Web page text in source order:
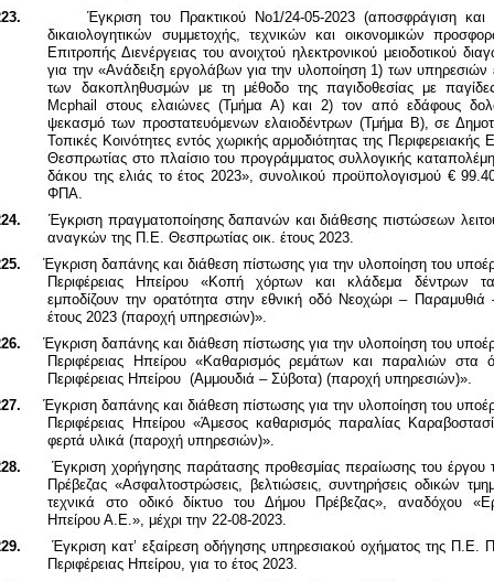
Έγκριση του Πρακτικού Νο1/24-05-2023 (αποσφράγιση και
δικαιολογητικών συμμετοχής, τεχνικών και οικονομικών
Επιτροπής Διενέργειας του ανοιχτού ηλεκτρονικού μειοδοτικού
για την «Ανάδειξη εργολάβων για την υλοποίηση 1) των υπηρεσιών
των δακοπληθυσμών με τη μέθοδο της παγιδοθεσίας με
Mcphail στους ελαιώνες (Τμήμα Α) και 2) τον από εδάφους
ψεκασμό των προστατευόμενων ελαιοδέντρων (Τμήμα Β), σε
Τοπικές Κοινότητες εντός χωρικής αρμοδιότητας της Περιφερειακής
Θεσπρωτίας στο πλαίσιο του προγράμματος συλλογικής
δάκου της ελιάς το έτος 2023», συνολικού προϋπολογισμού €
ΦΠΑ.
Έγκριση πραγματοποίησης δαπανών και διάθεσης πιστώσεων
αναγκών της Π.Ε. Θεσπρωτίας οικ. έτους 2023.
Έγκριση δαπάνης και διάθεση πίστωσης για την υλοποίηση του
Περιφέρειας Ηπείρου «Κοπή χόρτων και κλάδεμα δέντρων
εμποδίζουν την ορατότητα στην εθνική οδό Νεοχώρι – Παραμυθιά
έτους 2023 (παροχή υπηρεσιών)».
Έγκριση δαπάνης και διάθεση πίστωσης για την υλοποίηση του
Περιφέρειας Ηπείρου «Καθαρισμός ρεμάτων και παραλιών στα
Περιφέρειας Ηπείρου (Αμμουδιά – Σύβοτα) (παροχή υπηρεσιών)».
Έγκριση δαπάνης και διάθεση πίστωσης για την υλοποίηση του
Περιφέρειας Ηπείρου «Άμεσος καθαρισμός παραλίας
φερτά υλικά (παροχή υπηρεσιών)».
Έγκριση χορήγησης παράτασης προθεσμίας περαίωσης του έργου
Πρέβεζας «Ασφαλτοστρώσεις, βελτιώσεις, συντηρήσεις οδικών
τεχνικά στο οδικό δίκτυο του Δήμου Πρέβεζας», αναδόχου
Ηπείρου Α.Ε.», μέχρι την 22-08-2023.
Έγκριση κατ’ εξαίρεση οδήγησης υπηρεσιακού οχήματος της Π.Ε.
Περιφέρειας Ηπείρου, για το έτος 2023.